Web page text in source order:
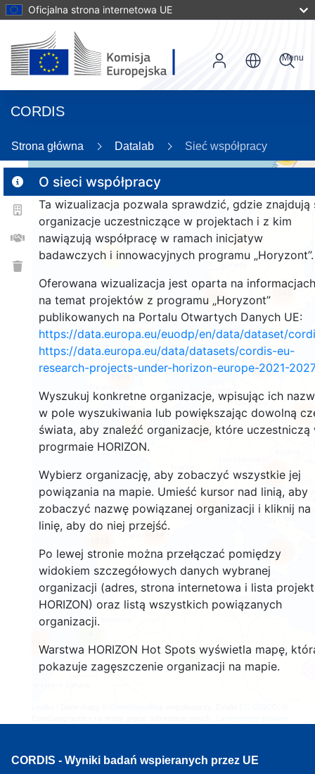
Oficjalna strona internetowa UE
CORDIS
Menu
Strona główna Datalab Sieć współpracy
O sieci współpracy
Ta wizualizacja pozwala sprawdzić, gdzie znajdują
organizacje uczestniczące w projektach i z kim
nawiązują współpracę w ramach inicjatyw
badawczych i innowacyjnych programu „Horyzont”.
Oferowana wizualizacja jest oparta na informacjach
na temat projektów z programu „Horyzont”
publikowanych na Portalu Otwartych Danych UE:
https://data.europa.eu/euodp/en/data/dataset/
https://data.europa.eu/data/datasets/cordis-eu-
research-projects-under-horizon-europe-2021-2027
Wyszukuj konkretne organizacje, wpisując ich
w pole wyszukiwania lub powiększając dowolną
świata, aby znaleźć organizacje, które uczestniczą
progrmaie HORIZON.
Wybierz organizację, aby zobaczyć wszystkie jej
powiązania na mapie. Umieść kursor nad linią, aby
zobaczyć nazwę powiązanej organizacji i kliknij na
linię, aby do niej przejść.
Po lewej stronie można przełączać pomiędzy
widokiem szczegółowych danych wybranej
organizacji (adres, strona internetowa i lista
HORIZON) oraz listą wszystkich powiązanych
organizacji.
Warstwa HORIZON Hot Spots wyświetla mapę,
pokazuje zagęszczenie organizacji na mapie.
160
25
9
171
258
895
7
5813
68
3547
1564
18717
8919
2415
1545
CORDIS - Wyniki badań wspieranych przez UE